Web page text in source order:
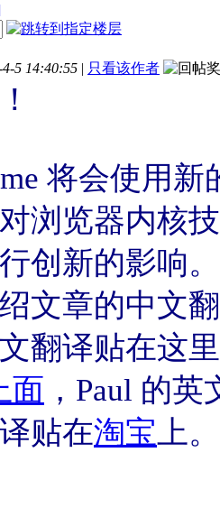
5 14:40:55 | 只看该作者
将会使用
浏览器内核
创新的影响
文章的中文
翻译贴在这
面 ，Paul 的
贴在淘宝上。